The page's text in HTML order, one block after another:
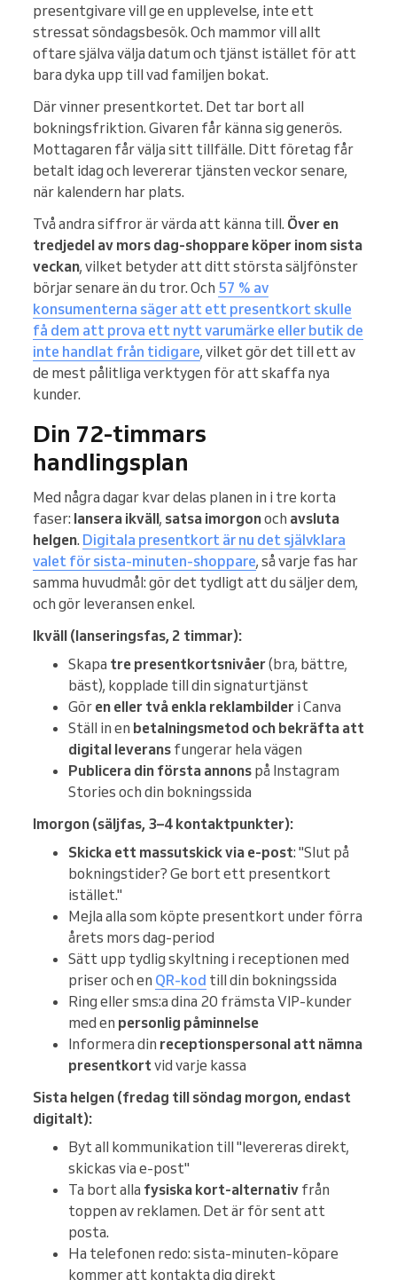
presentgivare vill ge en upplevelse, inte ett
stressat söndagsbesök. Och mammor vill allt
oftare själva välja datum och tjänst istället för att
bara dyka upp till vad familjen bokat.
Där vinner presentkortet. Det tar bort all
bokningsfriktion. Givaren får känna sig generös.
Mottagaren får välja sitt tillfälle. Ditt företag får
betalt idag och levererar tjänsten veckor senare,
när kalendern har plats.
Två andra siffror är värda att känna till. Över en
tredjedel av mors dag-shoppare köper inom sista
veckan, vilket betyder att ditt största säljfönster
börjar senare än du tror. Och 57 % av
konsumenterna säger att ett presentkort skulle
få dem att prova ett nytt varumärke eller butik de
inte handlat från tidigare, vilket gör det till ett av
de mest pålitliga verktygen för att skaffa nya
kunder.
Din 72-timmars
handlingsplan
Med några dagar kvar delas planen in i tre korta
faser: lansera ikväll, satsa imorgonoch avsluta
helgen. Digitala presentkort är nu det självklara
valet för sista-minuten-shoppare, så varje fas har
samma huvudmål: gör det tydligt att du säljer dem,
och gör leveransen enkel.
Ikväll (lanseringsfas, 2 timmar):
Skapa tre presentkortsnivåer(bra, bättre,
bäst), kopplade till din signaturtjänst
Gör en eller två enkla reklambilder i Canva
Ställ in en betalningsmetod och bekräfta att
digital leverans fungerar hela vägen
Publicera din första annons på Instagram
Stories och din bokningssida
Imorgon (säljfas, 3–4 kontaktpunkter):
Skicka ett massutskick via e-post: "Slut på
bokningstider? Ge bort ett presentkort
istället."
Mejla alla som köpte presentkort under förra
årets mors dag-period
Sätt upp tydlig skyltning i receptionen med
priser och en QR-kod till din bokningssida
Ring eller sms:a dina 20 främsta VIP-kunder
med en personlig påminnelse
Informera din receptionspersonal att nämna
presentkortvid varje kassa
Sista helgen (fredag till söndag morgon, endast
digitalt):
Byt all kommunikation till "levereras direkt,
skickas via e-post"
Ta bort alla fysiska kort-alternativ från
toppen av reklamen. Det är för sent att
posta.
Ha telefonen redo: sista-minuten-köpare
kommer att kontakta dig direkt